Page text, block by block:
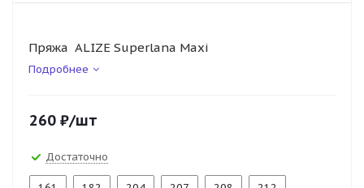
Пряжа ALIZE Superlana Maxi
Подробнее
260 ₽/шт
Достаточно